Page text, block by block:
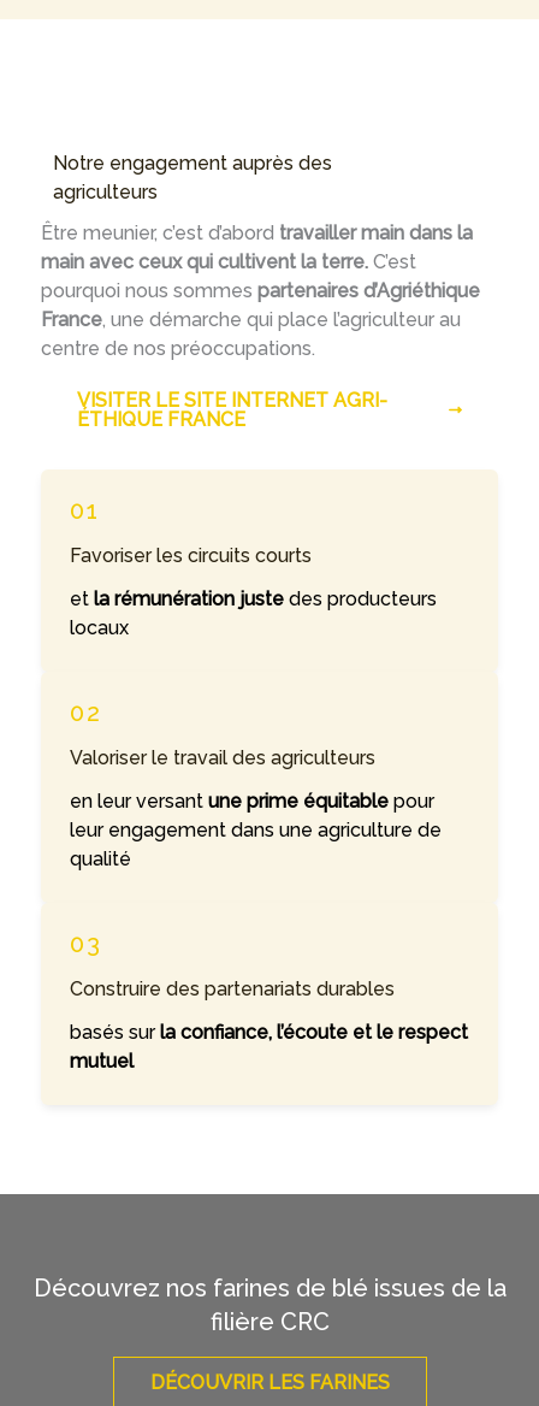
Notre engagement auprès des
agriculteurs
Être meunier, c’est d’abord travailler main dans la
main avec ceux qui cultivent la terre. C’est
pourquoi nous sommes partenaires d’Agriéthique
France, une démarche qui place l’agriculteur au
centre de nos préoccupations.
VISITER LE SITE INTERNET AGRI-
ÉTHIQUE FRANCE
01
Favoriser les circuits courts
et la rémunération juste des producteurs
locaux
02
Valoriser le travail des agriculteurs
en leur versant une prime équitable pour
leur engagement dans une agriculture de
qualité
03
Construire des partenariats durables
basés surla confiance, l’écoute et le respect
mutuel
Découvrez nos farines de blé issues de la
filière CRC
DÉCOUVRIR LES FARINES